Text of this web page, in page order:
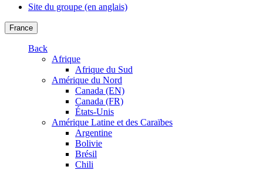
Site du groupe (en anglais)
France
Back
Afrique
Afrique du Sud
Amérique du Nord
Canada (EN)
Canada (FR)
États-Unis
Amérique Latine et des Caraïbes
Argentine
Bolivie
Brésil
Chili